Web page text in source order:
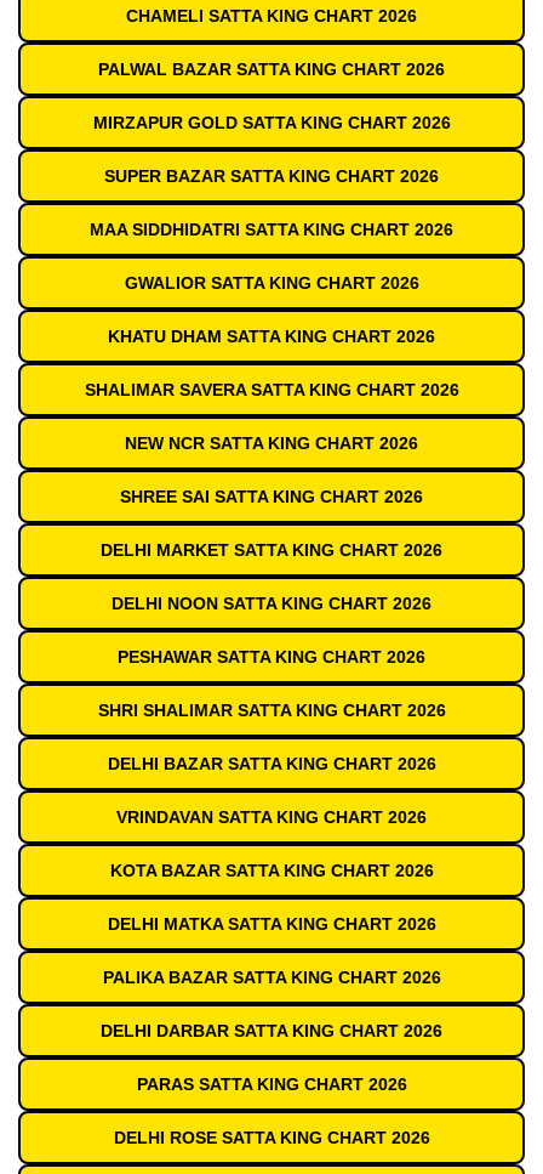
CHAMELI SATTA KING CHART 2026
PALWAL BAZAR SATTA KING CHART 2026
MIRZAPUR GOLD SATTA KING CHART 2026
SUPER BAZAR SATTA KING CHART 2026
MAA SIDDHIDATRI SATTA KING CHART 2026
GWALIOR SATTA KING CHART 2026
KHATU DHAM SATTA KING CHART 2026
SHALIMAR SAVERA SATTA KING CHART 2026
NEW NCR SATTA KING CHART 2026
SHREE SAI SATTA KING CHART 2026
DELHI MARKET SATTA KING CHART 2026
DELHI NOON SATTA KING CHART 2026
PESHAWAR SATTA KING CHART 2026
SHRI SHALIMAR SATTA KING CHART 2026
DELHI BAZAR SATTA KING CHART 2026
VRINDAVAN SATTA KING CHART 2026
KOTA BAZAR SATTA KING CHART 2026
DELHI MATKA SATTA KING CHART 2026
PALIKA BAZAR SATTA KING CHART 2026
DELHI DARBAR SATTA KING CHART 2026
PARAS SATTA KING CHART 2026
DELHI ROSE SATTA KING CHART 2026